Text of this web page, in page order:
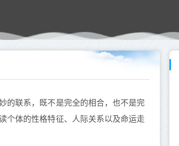
的联系，既不是完全的相合，也不是完
个体的性格特征、人际关系以及命运走